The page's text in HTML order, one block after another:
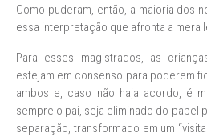
Como puderam, então, a maioria dos
essa interpretação que afronta a mera
Para esses magistrados, as
estejam em consenso para poderem
ambos e, caso não haja acordo, é
sempre o pai, seja eliminado do papel
separação, transformado em um